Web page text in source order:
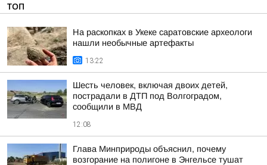
ТОП
На раскопках в Укеке саратовские археологи
нашли необычные артефакты
13:22
Шесть человек, включая двоих детей,
пострадали в ДТП под Волгоградом,
сообщили в МВД
12:08
Глава Минприроды объяснил, почему
возгорание на полигоне в Энгельсе тушат